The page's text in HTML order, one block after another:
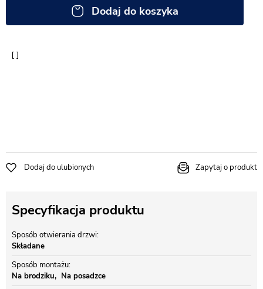
Dodaj do koszyka
Dodaj do ulubionych Zapytaj o produkt
Specyfikacja produktu
Sposób otwierania drzwi
Składane
Sposób montażu
Na brodziku
Na posadzce